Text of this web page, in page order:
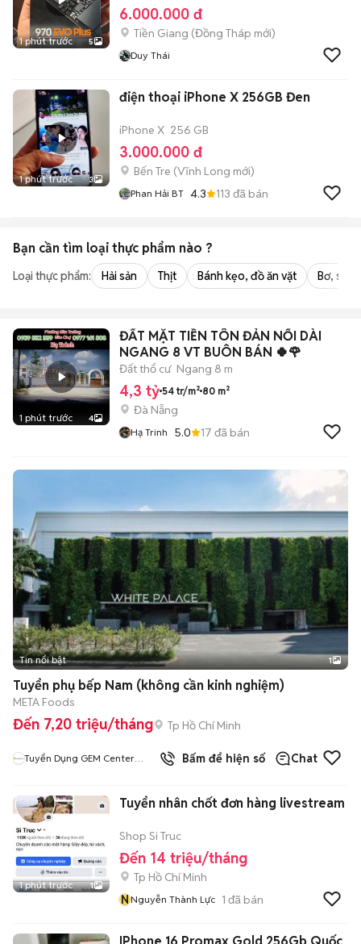
1 phút trước 5
6.000.000 đ
Tiền Giang (Đồng Tháp mới)
Duy Thái
1 phút trước 3
điện thoại iPhone X 256GB Đen
iPhone X 256 GB
3.000.000 đ
Bến Tre (Vĩnh Long mới)
Phan Hải BT 4.3 113 đã bán
Bạn cần tìm loại thực phẩm nào ?
Loại thực phẩm: Hải sản Thịt Bánh kẹo, đồ ăn vặt Bơ,
1 phút trước 4
ĐẤT MẶT TIỀN TÔN ĐẢN NỐI DÀI
NGANG 8 VT BUÔN BÁN 🍀🌹
Đất thổ cư Ngang 8 m
4,3 tỷ 54 tr/m² 80 m²
Đà Nẵng
Hạ Trinh 5.0 17 đã bán
Tin nổi bật 1
Tuyển phụ bếp Nam (không cần kinh nghiệm)
META Foods
Đến 7,20 triệu/tháng Tp Hồ Chí Minh
Tuyển Dụng GEM Center
Bấm để hiện số Chat
1 phút trước 1
Tuyển nhân chốt đơn hàng livestream
Shop Si Truc
Đến 14 triệu/tháng
Tp Hồ Chí Minh
NNguyễn Thành Lực 1 đã bán